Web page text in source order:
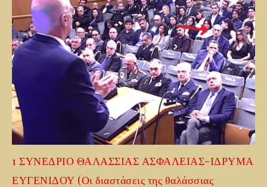
1 ΣΥΝΕΔΡΙΟ ΘΑΛΑΣΣΙΑΣ ΑΣΦΑΛΕΙΑΣ-ΙΔΡΥΜΑ
ΕΥΓΕΝΙΔΟΥ (Οι διαστάσεις της θαλάσσιας